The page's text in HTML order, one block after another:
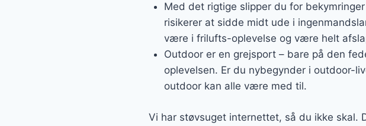
Med det rigtige slipper du for
risikerer at sidde midt ude i
være i frilufts-oplevelse og være helt
Outdoor er en grejsport – bare på den
oplevelsen. Er du nybegynder i outdoor-
outdoor kan alle være med til.
Vi har støvsuget internettet, så du ikke skal.